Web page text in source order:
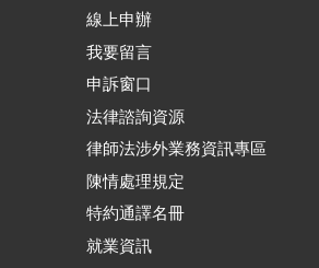
線上申辦
我要留言
申訴窗口
法律諮詢資源
律師法涉外業務資訊專區
陳情處理規定
特約通譯名冊
就業資訊